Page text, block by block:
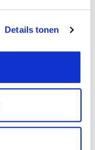
Details tonen